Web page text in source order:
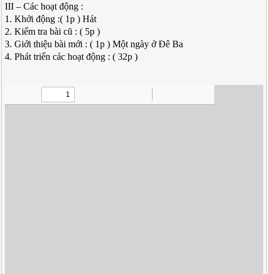
III – Các hoạt động :
1. Khởi động :( 1p ) Hát
2. Kiểm tra bài cũ : ( 5p )
3. Giới thiệu bài mới : ( 1p ) Một ngày ở Đê Ba
4. Phát triển các hoạt động : ( 32p )